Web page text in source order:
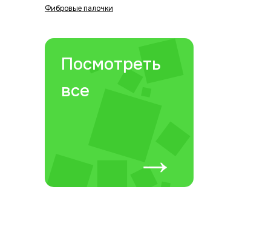
Фибровые палочки
Посмотреть
все
→